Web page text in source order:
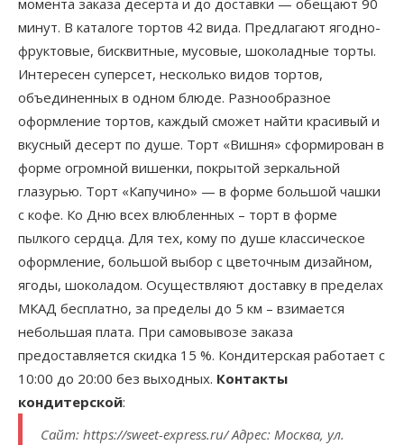
момента заказа десерта и до доставки — обещают 90
минут. В каталоге тортов 42 вида. Предлагают ягодно-
фруктовые, бисквитные, мусовые, шоколадные торты.
Интересен суперсет, несколько видов тортов,
объединенных в одном блюде. Разнообразное
оформление тортов, каждый сможет найти красивый и
вкусный десерт по душе. Торт «Вишня» сформирован в
форме огромной вишенки, покрытой зеркальной
глазурью. Торт «Капучино» — в форме большой чашки
с кофе. Ко Дню всех влюбленных – торт в форме
пылкого сердца. Для тех, кому по душе классическое
оформление, большой выбор с цветочным дизайном,
ягоды, шоколадом. Осуществляют доставку в пределах
МКАД бесплатно, за пределы до 5 км – взимается
небольшая плата. При самовывозе заказа
предоставляется скидка 15 %. Кондитерская работает с
10:00 до 20:00 без выходных. Контакты
кондитерской:
Сайт: https://sweet-express.ru/ Адрес: Москва, ул.